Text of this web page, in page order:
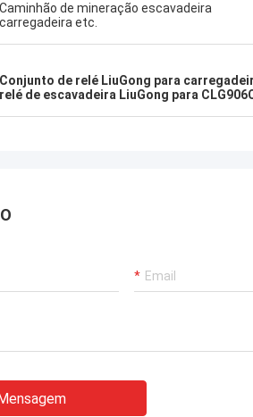
Caminhão de mineração escavadeira
carregadeira etc.
Conjunto de relé LiuGong para
relé de escavadeira LiuGong para